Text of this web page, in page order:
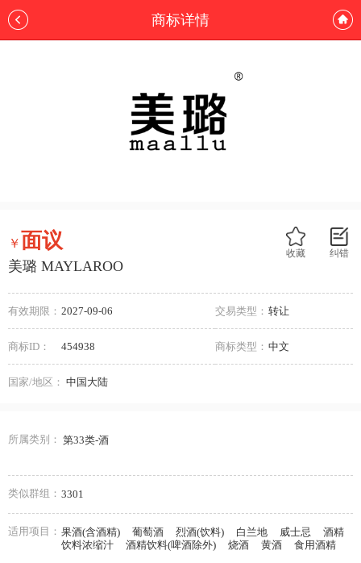
商标详情
纠错
收藏
￥面议
美璐 MAYLAROO
有效期限： 2027-09-06 交易类型： 转让
商标ID： 454938 商标类型： 中文
国家/地区： 中国大陆
所属类别： 第33类-酒
类似群组： 3301
适用项目： 果酒(含酒精) 葡萄酒 烈酒(饮料) 白兰地 威士忌
酒精
饮料浓缩汁
酒精饮料(啤酒除外) 烧酒 黄酒 食用酒精